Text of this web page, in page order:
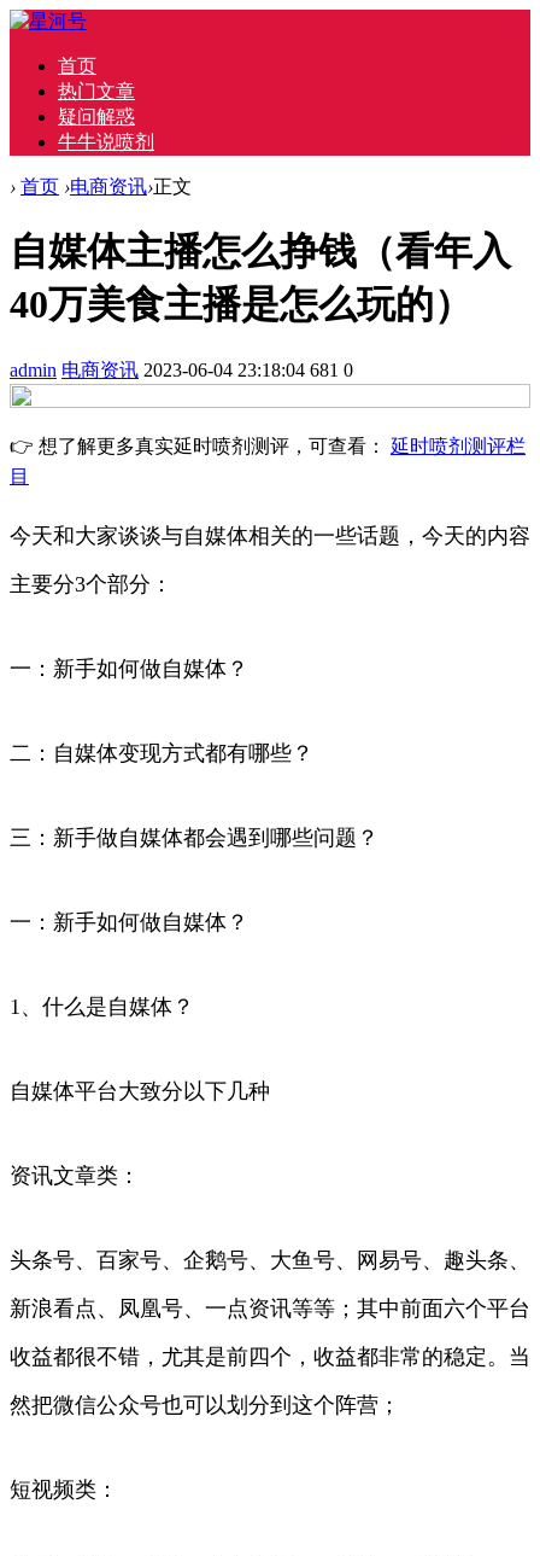
首页
热门文章
疑问解惑
牛牛说喷剂
› 首页 ›电商资讯›正文
自媒体主播怎么挣钱（看年入
40万美食主播是怎么玩的）
admin 电商资讯 2023-06-04 23:18:04 681 0
👉 想了解更多真实延时喷剂测评，可查看： 延时喷剂测评栏
目
今天和大家谈谈与自媒体相关的一些话题，今天的内容
主要分3个部分：
一：新手如何做自媒体？
二：自媒体变现方式都有哪些？
三：新手做自媒体都会遇到哪些问题？
一：新手如何做自媒体？
1、什么是自媒体？
自媒体平台大致分以下几种
资讯文章类：
头条号、百家号、企鹅号、大鱼号、网易号、趣头条、
新浪看点、凤凰号、一点资讯等等；其中前面六个平台
收益都很不错，尤其是前四个，收益都非常的稳定。当
然把微信公众号也可以划分到这个阵营；
短视频类：